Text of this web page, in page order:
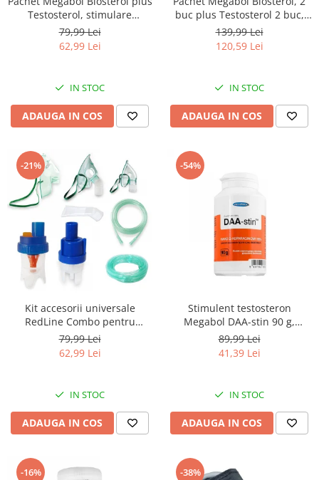
Testosterol, stimulare
testosteron si hormon de
crestere, inhibare estrogen
79,99 Lei
62,99 Lei
IN STOC
ADAUGA IN COS
buc plus Testosterol 2 buc,
stimulare testosteron si
hormon de crestere, inhibare
estrogen
139,99 Lei
120,59 Lei
IN STOC
ADAUGA IN COS
-21%
Kit accesorii universale
RedLine Combo pentru
aparatele de aerosoli cu
compresor, 2 pahare de
nebulizare, furtun 6m si 2m
79,99 Lei
62,99 Lei
IN STOC
ADAUGA IN COS
-54%
Stimulent testosteron
Megabol DAA-stin 90 g,
anabolizant pentru cresterea
masei musculare
89,99 Lei
41,39 Lei
IN STOC
ADAUGA IN COS
-16% -38%